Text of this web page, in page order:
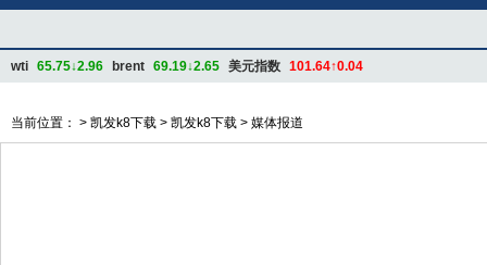
wti 65.75↓2.96 brent 69.19↓2.65 美元指数 101.64↑0.04
当前位置： > 凯发k8下载 > 凯发k8下载 > 媒体报道